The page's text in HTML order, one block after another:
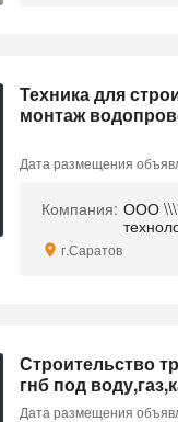
Техника для
монтаж
Дата размещения
Компания: ООО
г.Саратов
Строительство
гнб под
Дата размещения